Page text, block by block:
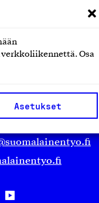
verkkoliikennettä. Osa
Asetukset
ry